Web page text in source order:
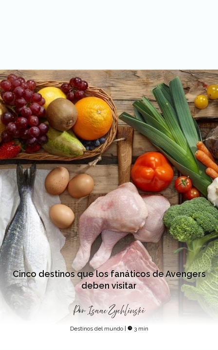
Cinco destinos que los fanáticos de Avengers
deben visitar
Por Isaac Zychlinski
Destinos del mundo 3 min